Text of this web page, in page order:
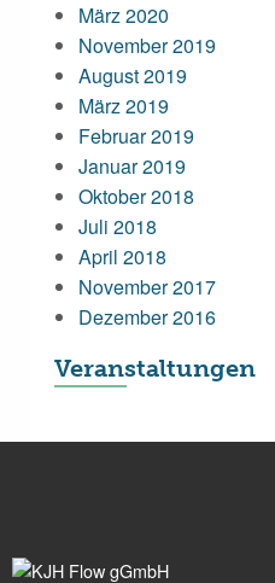
März 2020
November 2019
August 2019
März 2019
Februar 2019
Januar 2019
Oktober 2018
Juli 2018
April 2018
November 2017
Dezember 2016
Veranstaltungen